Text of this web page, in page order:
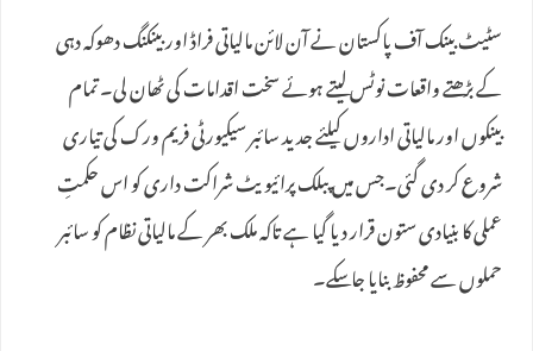
سٹیٹ بینک آف پاکستان نے آن لائن مالیاتی فراڈ اور بینکنگ دھوکہ دہی
کے بڑھتے واقعات نوٹس لیتے ہوئے سخت اقدامات کی ٹھان لی۔ تمام
بینکوں اور مالیاتی اداروں کیلئے جدید سائبر سیکیورٹی فریم ورک کی تیاری
شروع کر دی گئی۔جس میں‌ پبلک پرائیویٹ شراکت داری کو اس حکمتِ
عملی کا بنیادی ستون قرار دیا گیا ہے تاکہ ملک بھر کے مالیاتی نظام کو سائبر
حملوں سے محفوظ بنایا جا سکے۔